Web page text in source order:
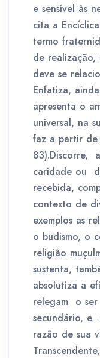
e sensível às
cita a
termo
de realização,
deve se
Enfatiza,
apresenta o
universal, na
faz a partir de
83).Discorre,
caridade ou
recebida,
contexto de
exemplos as
o budismo, o
religião
sustenta,
absolutiza a
relegam o
secundário, e
razão de sua